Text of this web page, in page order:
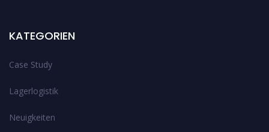
KATEGORIEN
Case Study
Lagerlogistik
Neuigkeiten